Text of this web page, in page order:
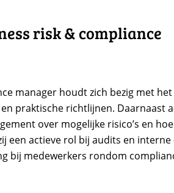
risk & compliance
manager houdt zich bezig met
praktische richtlijnen. Daarnaast
over mogelijke risico’s en
een actieve rol bij audits en
bij medewerkers rondom